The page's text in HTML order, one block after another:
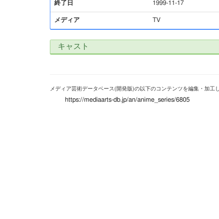
終了日 1999-11-17
メディア TV
キャスト
メディア芸術データベース(開発版)の以下のコンテンツを編集・加工
https://mediaarts-db.jp/an/anime_series/6805